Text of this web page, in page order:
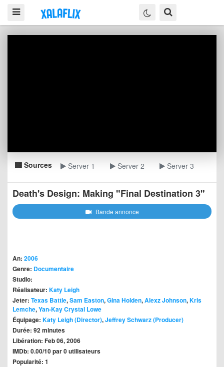
Sources Server 1 Server 2 Server 3
Death's Design: Making "Final Destination 3"
Bande annonce
An: 2006
Genre: Documentaire
Studio:
Réalisateur: Katy Leigh
Jeter: Texas Battle,Sam Easton,Gina Holden,Alexz Johnson,Kris
Lemche,Yan-Kay Crystal Lowe
Équipage: Katy Leigh (Director),Jeffrey Schwarz (Producer)
Durée: 92 minutes
Libération: Feb 06, 2006
IMDb: 0.00/10 par 0 utilisateurs
Popularité: 1